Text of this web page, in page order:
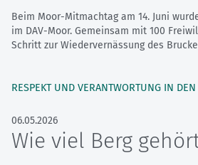
Beim Moor-Mitmachtag am 14. Juni
im DAV-Moor. Gemeinsam mit 100
Schritt zur Wiedervernässung des
RESPEKT UND VERANTWORTUNG IN
06.05.2026
Wie viel Berg